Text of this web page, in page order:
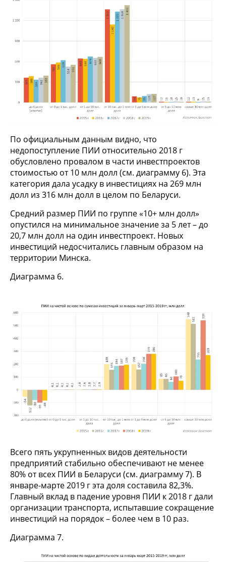
По официальным данным видно, что
недопоступление ПИИ относительно 2018 г
обусловлено провалом в части инвестпроектов
стоимостью от 10 млн долл (см. диаграмму 6). Эта
категория дала усадку в инвестициях на 269 млн
долл из 316 млн долл в целом по Беларуси.
Средний размер ПИИ по группе «10+ млн долл»
опустился на минимальное значение за 5 лет – до
20,7 млн долл на один инвестпроект. Новых
инвестиций недосчитались главным образом на
территории Минска.
Диаграмма 6.
Всего пять укрупненных видов деятельности
предприятий стабильно обеспечивают не менее
80% от всех ПИИ в Беларуси (см. диаграмму 7). В
январе-марте 2019 г эта доля составила 82,3%.
Главный вклад в падение уровня ПИИ к 2018 г дали
организации транспорта, испытавшие сокращение
инвестиций на порядок – более чем в 10 раз.
Диаграмма 7.